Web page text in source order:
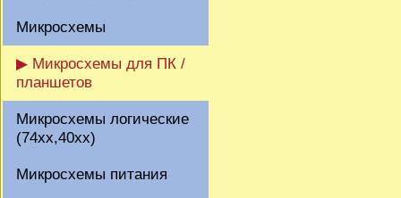
Микросхемы
▶ Микросхемы для ПК /
планшетов
Микросхемы логические
(74xx,40xx)
Микросхемы питания